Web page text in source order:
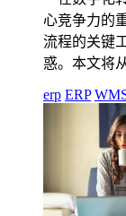
心竞争力的
流程的关键
惑。本文将
erp ERP